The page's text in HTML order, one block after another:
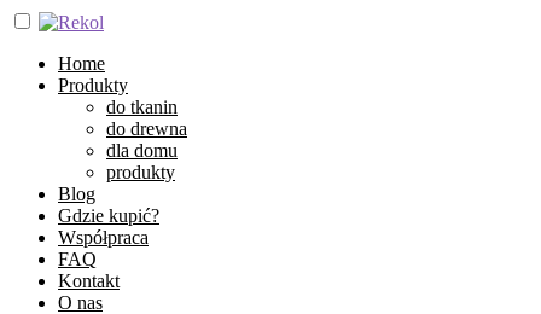
Home
Produkty
do tkanin
do drewna
dla domu
produkty
Blog
Gdzie kupić?
Współpraca
FAQ
Kontakt
O nas